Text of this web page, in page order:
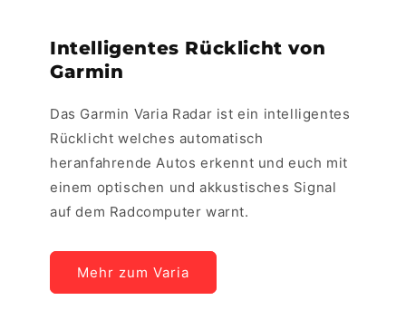
Intelligentes Rücklicht von
Garmin
Das Garmin Varia Radar ist ein intelligentes
Rücklicht welches automatisch
heranfahrende Autos erkennt und euch mit
einem optischen und akkustisches Signal
auf dem Radcomputer warnt.
Mehr zum Varia